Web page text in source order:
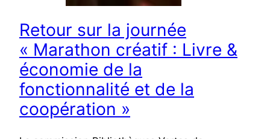
Retour sur la journée
« Marathon créatif : Livre &
économie de la
fonctionnalité et de la
coopération »